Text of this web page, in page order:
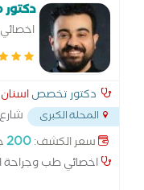
دكتور تخصصاسنان
المحلة الكبرى
المحله الكبري...
سعر الكشف:200
اخصائي طب وجراحة